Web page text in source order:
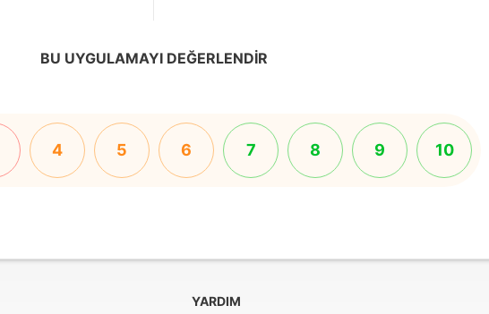
BU UYGULAMAYI DEĞERLENDIR
4 5 6 7 8 9 10
YARDIM